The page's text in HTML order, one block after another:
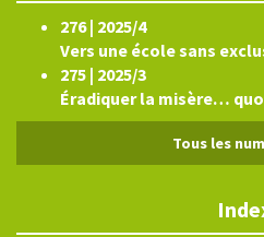
276 | 2025/4
Vers une école sans
275 | 2025/3
Éradiquer la misère…
Tous les